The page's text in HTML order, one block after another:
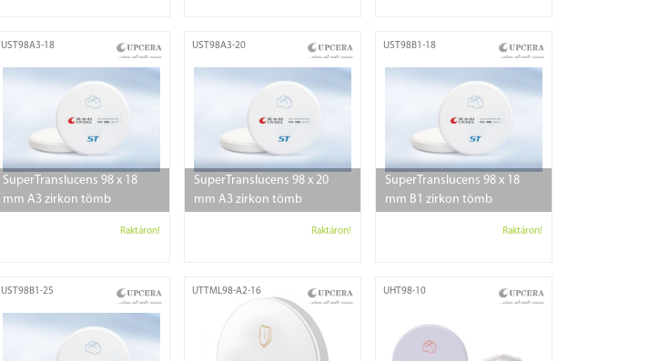
UST98A3-18
SuperTranslucens 98 x 18
mm A3 zirkon tömb
Raktáron!
UST98A3-20
SuperTranslucens 98 x 20
mm A3 zirkon tömb
Raktáron!
UST98B1-18
SuperTranslucens 98 x 18
mm B1 zirkon tömb
Raktáron!
UST98B1-25 UTTML98-A2-16 UHT98-10